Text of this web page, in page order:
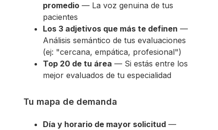
promedio — La voz genuina de tus
pacientes
Los 3 adjetivos que más te definen —
Análisis semántico de tus evaluaciones
(ej: "cercana, empática, profesional")
Top 20 de tu área — Si estás entre los
mejor evaluados de tu especialidad
Tu mapa de demanda
Día y horario de mayor solicitud —